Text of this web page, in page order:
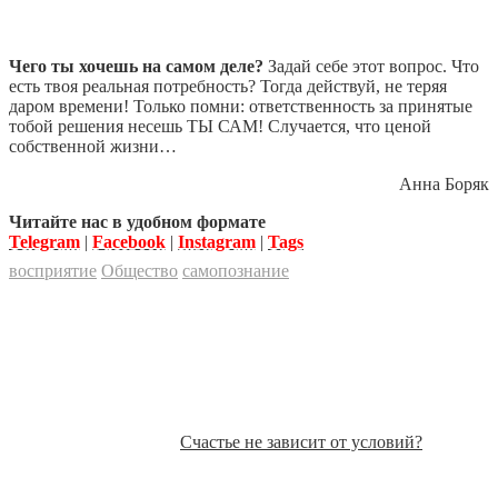
Чего ты хочешь на самом деле? Задай себе этот вопрос. Что
есть твоя реальная потребность? Тогда действуй, не теряя
даром времени! Только помни: ответственность за принятые
тобой решения несешь ТЫ САМ! Случается, что ценой
собственной жизни…
Анна Боряк
Читайте нас в удобном формате
Telegram | Facebook | Instagram | Tags
восприятие Общество самопознание
Счастье не зависит от условий?